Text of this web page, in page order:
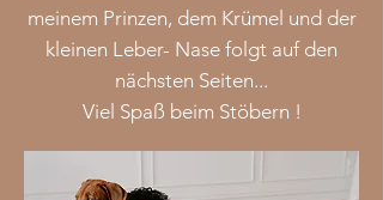
meinem Prinzen, dem Krümel und der
kleinen Leber- Nase folgt auf den
nächsten Seiten...
Viel Spaß beim Stöbern !